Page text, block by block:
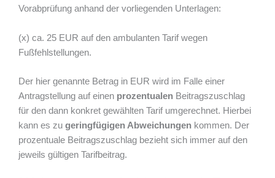
Vorabprüfung anhand der vorliegenden Unterlagen:
(x) ca. 25 EUR auf den ambulanten Tarif wegen
Fußfehlstellungen.
Der hier genannte Betrag in EUR wird im Falle einer
Antragstellung auf einen prozentualen Beitragszuschlag
für den dann konkret gewählten Tarif umgerechnet. Hierbei
kann es zu geringfügigen Abweichungen kommen. Der
prozentuale Beitragszuschlag bezieht sich immer auf den
jeweils gültigen Tarifbeitrag.